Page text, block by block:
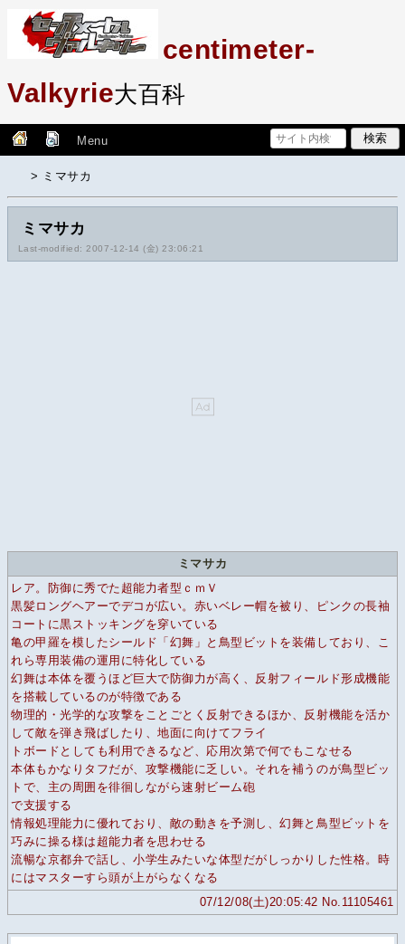
centimeter-
Valkyrie大百科
Menu
> ミマサカ
ミマサカ
Last-modified: 2007-12-14 (金) 23:06:21
ミマサカ
レア。防御に秀でた超能力者型ｃｍＶ
黒髪ロングヘアーでデコが広い。赤いベレー帽を被り、ピンクの長袖
コートに黒ストッキングを穿いている
亀の甲羅を模したシールド「幻舞」と鳥型ビットを装備しており、こ
れら専用装備の運用に特化している
幻舞は本体を覆うほど巨大で防御力が高く、反射フィールド形成機能
を搭載しているのが特徴である
物理的・光学的な攻撃をことごとく反射できるほか、反射機能を活か
して敵を弾き飛ばしたり、地面に向けてフライ
トボードとしても利用できるなど、応用次第で何でもこなせる
本体もかなりタフだが、攻撃機能に乏しい。それを補うのが鳥型ビッ
トで、主の周囲を徘徊しながら速射ビーム砲
で支援する
情報処理能力に優れており、敵の動きを予測し、幻舞と鳥型ビットを
巧みに操る様は超能力者を思わせる
流暢な京都弁で話し、小学生みたいな体型だがしっかりした性格。時
にはマスターすら頭が上がらなくなる
07/12/08(土)20:05:42 No.11105461